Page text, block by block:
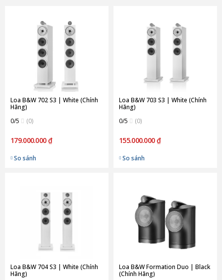
Loa B&W 702 S3 | White (Chính
Hãng)
0/5
(0)
179.000.000 ₫
So sánh
Loa B&W 703 S3 | White (Chính
Hãng)
0/5
(0)
155.000.000 ₫
So sánh
Loa B&W 704 S3 | White (Chính
Hãng)
Loa B&W Formation Duo | Black
(Chính Hãng)